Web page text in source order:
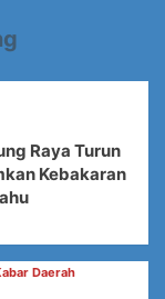
Raya Turun
Kebakaran
Daerah